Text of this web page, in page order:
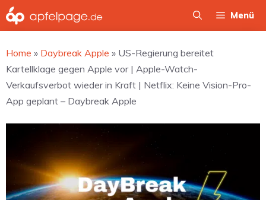
Zum
Inhalt
Menü
Home » Daybreak Apple » US-Regierung bereitet
Kartellklage gegen Apple vor | Apple-Watch-
Verkaufsverbot wieder in Kraft | Netflix: Keine Vision-Pro-
App geplant – Daybreak Apple